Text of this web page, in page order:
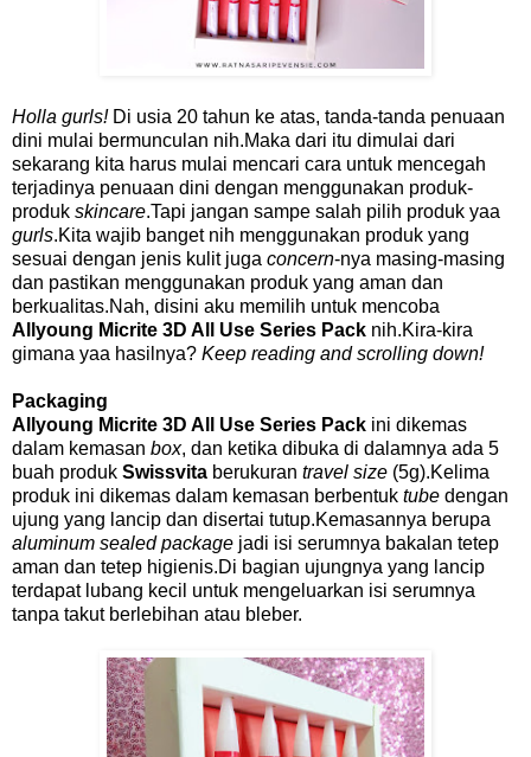
Holla gurls! Di usia 20 tahun ke atas, tanda-tanda penuaan
dini mulai bermunculan nih.Maka dari itu dimulai dari
sekarang kita harus mulai mencari cara untuk mencegah
terjadinya penuaan dini dengan menggunakan produk-
produk skincare.Tapi jangan sampe salah pilih produk yaa
gurls.Kita wajib banget nih menggunakan produk yang
sesuai dengan jenis kulit juga concern-nya masing-masing
dan pastikan menggunakan produk yang aman dan
berkualitas.Nah, disini aku memilih untuk mencoba
Allyoung Micrite 3D All Use Series Pack nih.Kira-kira
gimana yaa hasilnya? Keep reading and scrolling down!
Packaging
Allyoung Micrite 3D All Use Series Pack ini dikemas
dalam kemasan box, dan ketika dibuka di dalamnya ada 5
buah produk Swissvita berukuran travel size (5g).Kelima
produk ini dikemas dalam kemasan berbentuk tube dengan
ujung yang lancip dan disertai tutup.Kemasannya berupa
aluminum sealed package jadi isi serumnya bakalan tetep
aman dan tetep higienis.Di bagian ujungnya yang lancip
terdapat lubang kecil untuk mengeluarkan isi serumnya
tanpa takut berlebihan atau bleber.